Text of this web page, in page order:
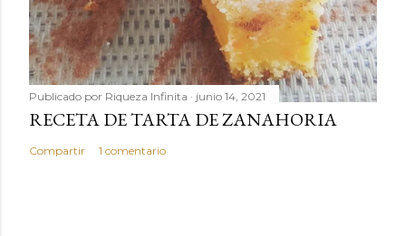
Publicado por Riqueza Infinita junio 14, 2021
RECETA DE TARTA DE ZANAHORIA
Compartir 1 comentario